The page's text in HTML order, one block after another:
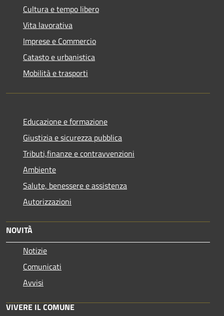
Cultura e tempo libero
Vita lavorativa
Imprese e Commercio
Catasto e urbanistica
Mobilità e trasporti
Educazione e formazione
Giustizia e sicurezza pubblica
Tributi,finanze e contravvenzioni
Ambiente
Salute, benessere e assistenza
Autorizzazioni
NOVITÀ
Notizie
Comunicati
Avvisi
VIVERE IL COMUNE